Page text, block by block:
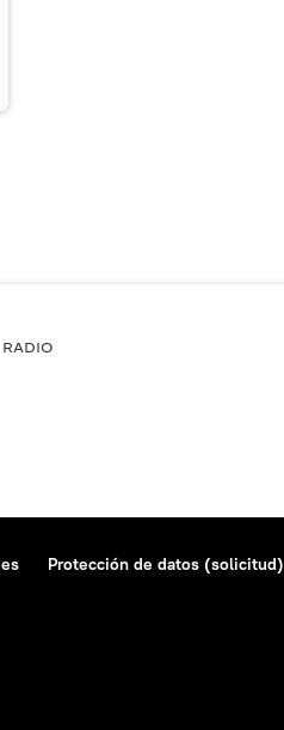
RADIO
Protección de datos (solicitud)